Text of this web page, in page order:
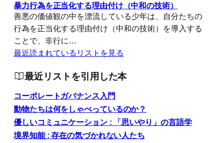
暴力行為を正当化する理由付け（中和の技術）
善悪の価値観の中を漂流している少年は、自分たちの
行為を正当化する理由付け（中和の技術）を導入する
ことで、非行に…
最近読まれているリストを見る
最近リストを引用した本
コーポレートガバナンス入門
動物たちは何をしゃべっているのか？
優しいコミュニケーション : 「思いやり」の言語学
境界知能 : 存在の気づかれない人たち